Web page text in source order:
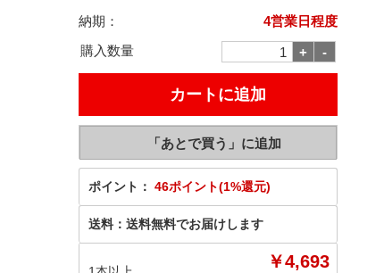
納期：
4営業日程度
購入数量
ポイント： 46ポイント(1%還元)
送料： 送料無料でお届けします
￥4,693